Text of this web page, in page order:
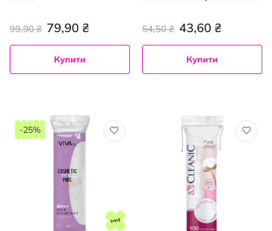
79,90 ₴
99,90 ₴
Купити
43,60 ₴
54,50 ₴
Купити
-25%